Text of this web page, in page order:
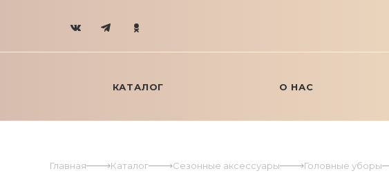
КАТАЛОГ О НАС
Главная Каталог Сезонные аксессуары Головные уборы